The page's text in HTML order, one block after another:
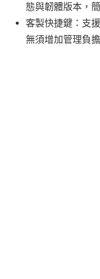
態與韌體版本，
客製快捷鍵：支
無須增加管理負